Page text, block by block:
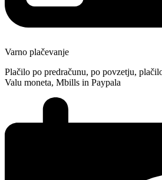
Varno plačevanje
Plačilo po predračunu, po povzetju,
Valu moneta, Mbills in Paypala